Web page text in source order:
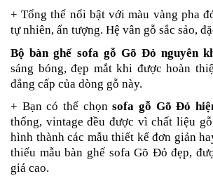
+ Tổng thể nổi bật với màu vàng pha
tự nhiên, ấn tượng. Hệ vân gỗ sắc sảo,
Bộ bàn ghế sofa gỗ Gõ Đỏ nguyên
sáng bóng, đẹp mắt khi được hoàn
đẳng cấp của dòng gỗ này.
+ Bạn có thể chọnsofa gỗ Gõ Đỏ
thống, vintage đều được vì chất liệu
hình thành các mẫu thiết kế đơn giản
thiếu mẫu bàn ghế sofa Gõ Đỏ đẹp,
giá cao.